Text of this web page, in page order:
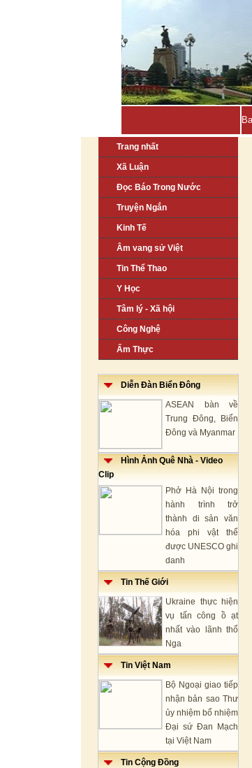
Trang nhất
Xã Luận
Đọc Báo Trong Nước
Truyện Ngắn
Kinh Tế
Âm vang sử Việt
Tin Thể Thao
Y Học
Tâm lý - Xã hội
Công Nghệ
Ẩm Thực
Diễn Đàn Biển Đông
ASEAN bàn về
Trung Đông, Biển
Đông và Myanmar
Hình Ảnh Quê Nhà - Video
Clip
Phở Hà Nội trong
hành trình trở
thành di sản văn
hóa phi vật thể
được UNESCO ghi
danh
Tin Thế Giới
Ukraine thực hiện
vụ tấn công ồ ạt
nhất vào lãnh thổ
Nga
Tin Việt Nam
Bộ Ngoại giao tiếp
nhận bản sao Thư
ủy nhiệm bổ nhiệm
Đại sứ Đan Mạch
tại Việt Nam
Tin Cộng Đồng
Tẩy Chay Hàng Hóa